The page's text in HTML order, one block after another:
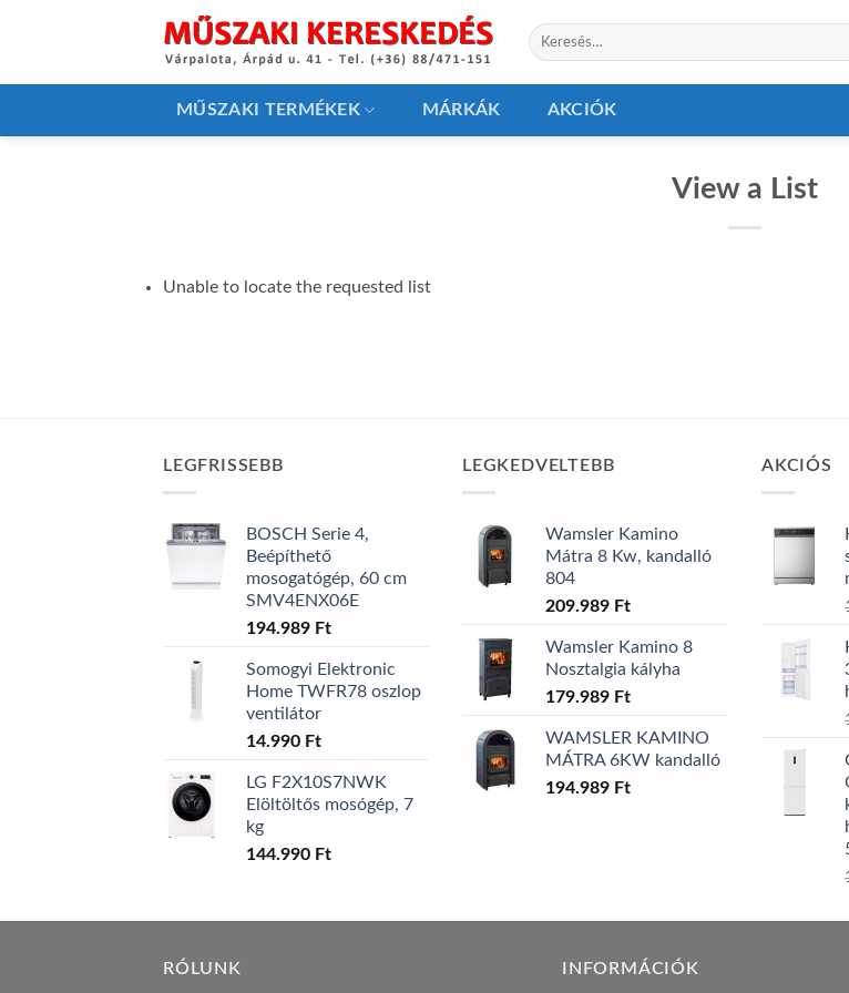
Keresés
a
MŰSZAKI TERMÉKEK MÁRKÁK AKCIÓK
View a List
Unable to locate the requested list
LEGFRISSEBB
BOSCH Serie 4,
Beépíthető
mosogatógép, 60 cm
SMV4ENX06E
194.989 Ft
Somogyi Elektronic
Home TWFR78 oszlop
ventilátor
14.990 Ft
LG F2X10S7NWK
Elöltöltős mosógép, 7
kg
144.990 Ft
LEGKEDVELTEBB
Wamsler Kamino
Mátra 8 Kw, kandalló
804
209.989 Ft
Wamsler Kamino 8
Nosztalgia kályha
179.989 Ft
WAMSLER KAMINO
MÁTRA 6KW kandalló
194.989 Ft
AKCIÓS
RÓLUNK INFORMÁCIÓK